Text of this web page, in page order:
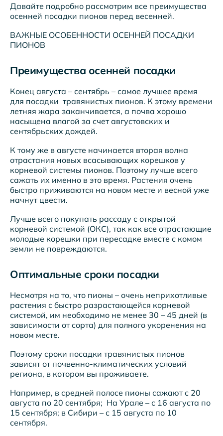
Давайте подробно рассмотрим все преимущества
осенней посадки пионов перед весенней.
ВАЖНЫЕ ОСОБЕННОСТИ ОСЕННЕЙ ПОСАДКИ
ПИОНОВ
Преимущества осенней посадки
Конец августа – сентябрь – самое лучшее время
для посадки травянистых пионов. К этому времени
летняя жара заканчивается, а почва хорошо
насыщена влагой за счет августовских и
сентябрьских дождей.
К тому же в августе начинается вторая волна
отрастания новых всасывающих корешков у
корневой системы пионов. Поэтому лучше всего
сажать их именно в это время. Растения очень
быстро приживаются на новом месте и весной уже
начнут цвести.
Лучше всего покупать рассаду с открытой
корневой системой (ОКС), так как все отрастающие
молодые корешки при пересадке вместе с комом
земли не повреждаются.
Оптимальные сроки посадки
Несмотря на то, что пионы – очень неприхотливые
растения с быстро разрастающейся корневой
системой, им необходимо не менее 30 – 45 дней (в
зависимости от сорта) для полного укоренения на
новом месте.
Поэтому сроки посадки травянистых пионов
зависят от почвенно-климатических условий
региона, в котором вы проживаете.
Например, в средней полосе пионы сажают с 20
августа по 20 сентября; На Урале – с 16 августа по
15 сентября; в Сибири – с 15 августа по 10
сентября.